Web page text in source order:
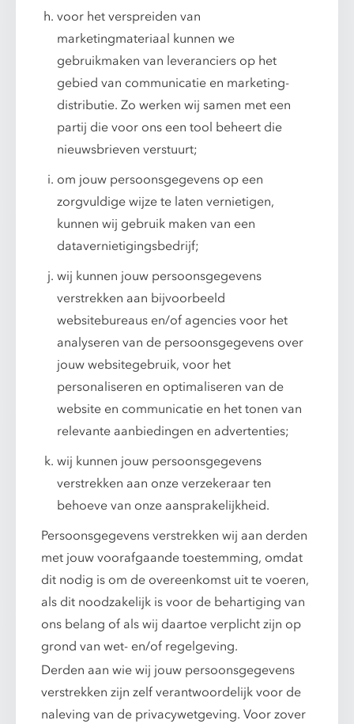
voor het verspreiden van
marketingmateriaal kunnen we
gebruikmaken van leveranciers op het
gebied van communicatie en marketing-
distributie. Zo werken wij samen met een
partij die voor ons een tool beheert die
nieuwsbrieven verstuurt;
om jouw persoonsgegevens op een
zorgvuldige wijze te laten vernietigen,
kunnen wij gebruik maken van een
datavernietigingsbedrijf;
wij kunnen jouw persoonsgegevens
verstrekken aan bijvoorbeeld
websitebureaus en/of agencies voor het
analyseren van de persoonsgegevens over
jouw websitegebruik, voor het
personaliseren en optimaliseren van de
website en communicatie en het tonen van
relevante aanbiedingen en advertenties;
wij kunnen jouw persoonsgegevens
verstrekken aan onze verzekeraar ten
behoeve van onze aansprakelijkheid.
Persoonsgegevens verstrekken wij aan derden
met jouw voorafgaande toestemming, omdat
dit nodig is om de overeenkomst uit te voeren,
als dit noodzakelijk is voor de behartiging van
ons belang of als wij daartoe verplicht zijn op
grond van wet- en/of regelgeving.
Derden aan wie wij jouw persoonsgegevens
verstrekken zijn zelf verantwoordelijk voor de
naleving van de privacywetgeving. Voor zover